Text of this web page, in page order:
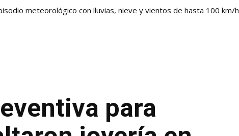
meteorológico con lluvias, nieve y vientos de hasta 100 km/h
para